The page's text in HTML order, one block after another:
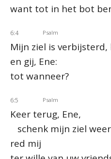
want tot in het bot
6:4 Psalm
Mijn ziel is
en gij, Ene:
tot wanneer?
6:5 Psalm
Keer terug, Ene,
schenk mijn ziel
red mij